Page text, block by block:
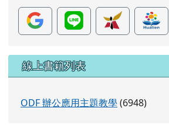
片
線上書籍列表
ODF 辦公應用主題教學(6948)